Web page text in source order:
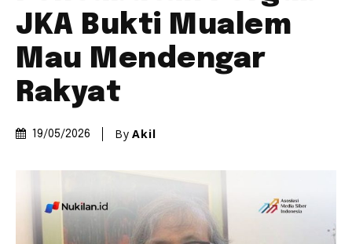
JKA Bukti Mualem
Mau Mendengar
Rakyat
19/05/2026 By Akil